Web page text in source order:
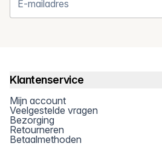
Klantenservice
Mijn account
Veelgestelde vragen
Bezorging
Retourneren
Betaalmethoden